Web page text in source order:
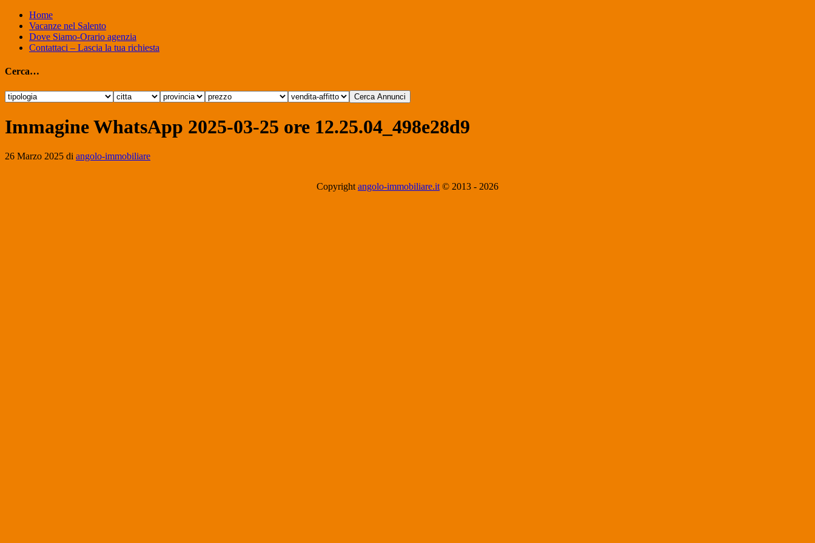
Home
Vacanze nel Salento
Dove Siamo-Orario agenzia
Contattaci – Lascia la tua richiesta
Cerca…
Immagine WhatsApp 2025-03-25 ore 12.25.04_498e28d9
26 Marzo 2025 di angolo-immobiliare
Copyrightangolo-immobiliare.it© 2013 - 2026